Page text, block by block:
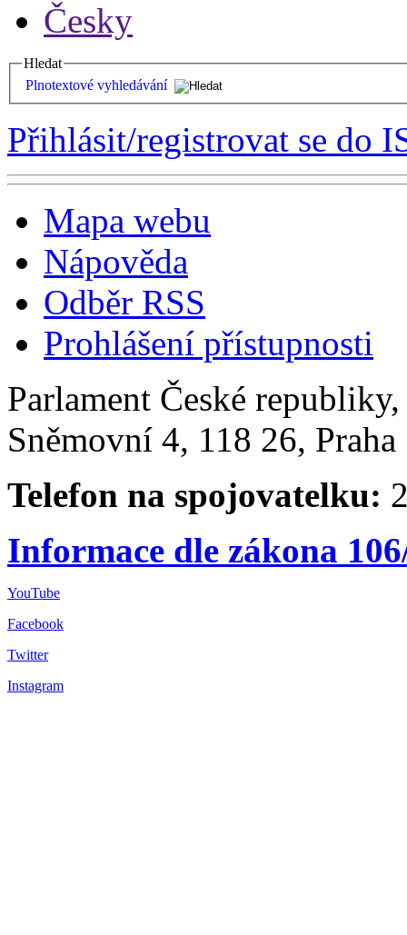
Česky
Hledat
Plnotextové vyhledávání
Přihlásit/registrovat se do
Mapa webu
Nápověda
Odběr RSS
Prohlášení přístupnosti
Parlament České
Sněmovní 4, 118 26,
Telefon na spojovatelku:
Informace dle zákona
YouTube
Facebook
Twitter
Instagram